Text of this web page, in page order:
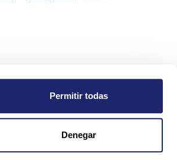
Permitir todas
Denegar